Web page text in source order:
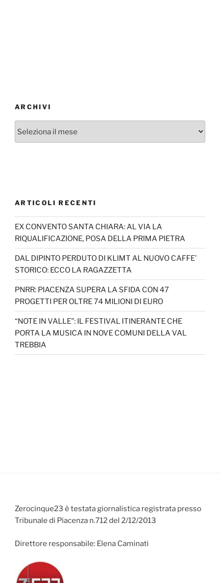
ARCHIVI
ARTICOLI RECENTI
EX CONVENTO SANTA CHIARA: AL VIA LA
RIQUALIFICAZIONE, POSA DELLA PRIMA PIETRA
DAL DIPINTO PERDUTO DI KLIMT AL NUOVO CAFFE’
STORICO: ECCO LA RAGAZZETTA
PNRR: PIACENZA SUPERA LA SFIDA CON 47
PROGETTI PER OLTRE 74 MILIONI DI EURO
“NOTE IN VALLE”: IL FESTIVAL ITINERANTE CHE
PORTA LA MUSICA IN NOVE COMUNI DELLA VAL
TREBBIA
Zerocinque23 è testata giornalistica registrata presso
Tribunale di Piacenza n.712 del 2/12/2013
Direttore responsabile: Elena Caminati